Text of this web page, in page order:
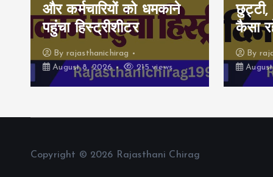
और कर्मचारियों को धमकाने
पहुंचा हिस्ट्रीशीटर
By rajasthanichirag
August 8, 2026
215 views
कैसा
By
Copyright © 2026 Rajasthani Chirag